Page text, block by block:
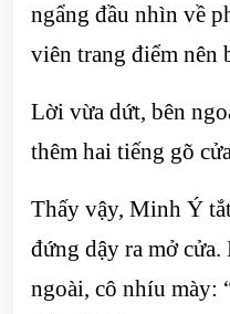
ngẩng đầu nhìn về
viên trang điểm nên
Lời vừa dứt, bên
thêm hai tiếng gõ
Thấy vậy, Minh Ý
đứng dậy ra mở
ngoài, cô nhíu mày: